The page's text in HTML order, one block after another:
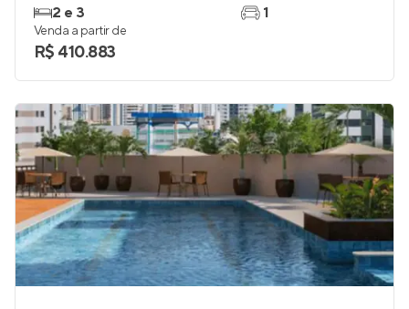
2 e 3
1
Venda a partir de
R$ 410.883